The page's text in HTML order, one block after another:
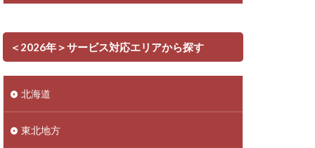
＜2026年＞サービス対応エリアから探す
北海道
東北地方